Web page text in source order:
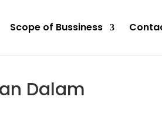
Scope of Bussiness
Dalam